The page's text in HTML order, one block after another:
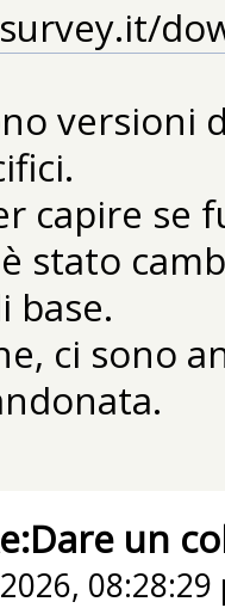
versioni
capire se
stato
base.
ci sono
un
08:28:29